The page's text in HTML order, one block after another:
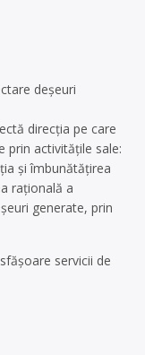
deșeuri
direcția pe care
prin activitățile sale:
şi îmbunătăţirea
rațională a
generate, prin
servicii de